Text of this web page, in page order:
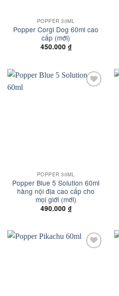
POPPER 30ML
Popper Corgi Dog 60ml cao
cấp (mới)
450.000 ₫
POPPER 30ML
Popper Blue 5 Solution 60ml
hàng nội địa cao cấp cho
mọi giới (mới)
490.000 ₫